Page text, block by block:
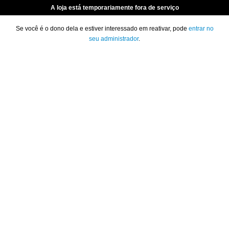
A loja está temporariamente fora de serviço
Se você é o dono dela e estiver interessado em reativar, pode entrar no
seu administrador.